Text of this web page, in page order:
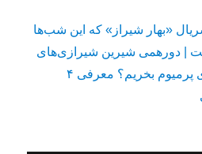
سریال «بهار شیراز» که این شب‌ها
| دورهمی شیرین شیرازی‌های
از کجا اکانت اسپاتیفای پرمیوم بخریم؟ معرفی ۴